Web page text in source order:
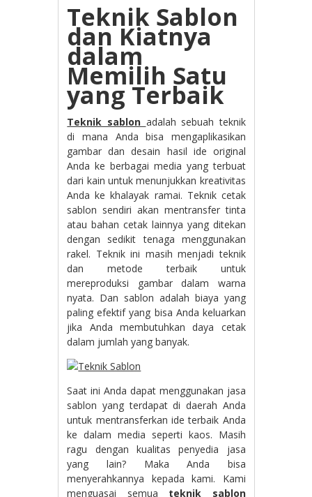
Teknik Sablon
dan Kiatnya
dalam
Memilih Satu
yang Terbaik
Teknik sablon adalah sebuah teknik
di mana Anda bisa mengaplikasikan
gambar dan desain hasil ide original
Anda ke berbagai media yang terbuat
dari kain untuk menunjukkan kreativitas
Anda ke khalayak ramai. Teknik cetak
sablon sendiri akan mentransfer tinta
atau bahan cetak lainnya yang ditekan
dengan sedikit tenaga menggunakan
rakel. Teknik ini masih menjadi teknik
dan metode terbaik untuk
mereproduksi gambar dalam warna
nyata. Dan sablon adalah biaya yang
paling efektif yang bisa Anda keluarkan
jika Anda membutuhkan daya cetak
dalam jumlah yang banyak.
Saat ini Anda dapat menggunakan jasa
sablon yang terdapat di daerah Anda
untuk mentransferkan ide terbaik Anda
ke dalam media seperti kaos. Masih
ragu dengan kualitas penyedia jasa
yang lain? Maka Anda bisa
menyerahkannya kepada kami. Kami
menguasai semua teknik sablon